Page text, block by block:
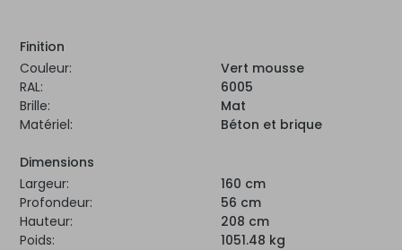
Finition
Couleur:
Vert mousse
RAL:
6005
Brille:
Mat
Matériel:
Béton et brique
Dimensions
Largeur:
160 cm
Profondeur:
56 cm
Hauteur:
208 cm
Poids:
1051.48 kg